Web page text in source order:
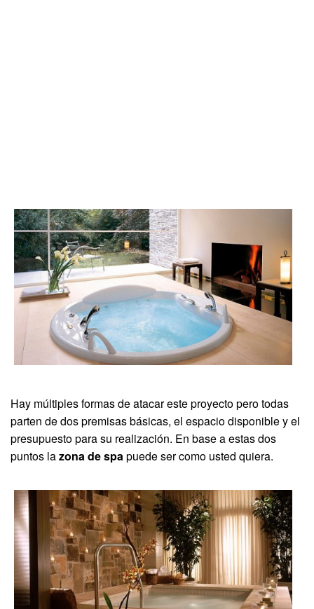
Hay múltiples formas de atacar este proyecto pero todas
parten de dos premisas básicas, el espacio disponible y el
presupuesto para su realización. En base a estas dos
puntos lazona de spapuede ser como usted quiera.